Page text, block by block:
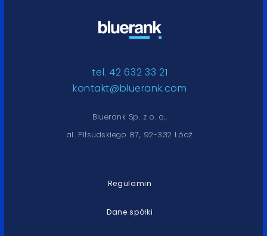
tel. 42 632 33 21
kontakt@bluerank.com
Bluerank Sp. z o. o.,
al. Piłsudskiego 87, 92-332 Łódź
Regulamin
Dane spółki